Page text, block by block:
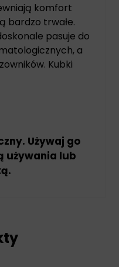
komfort
bardzo trwałe.
pasuje do
a
Kubki
Używaj go
używania lub